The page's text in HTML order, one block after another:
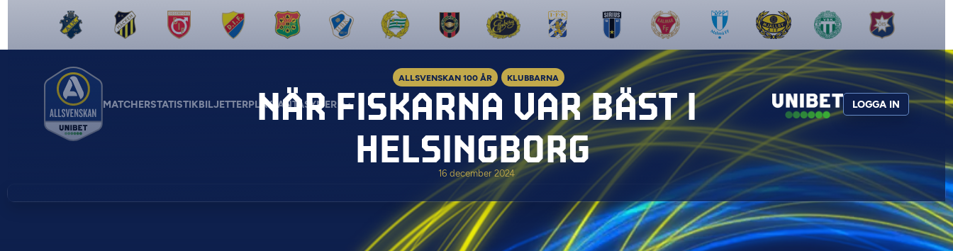
MATCHERSTATISTIKBILJETTERPLAYFANTASYMER LOGGA IN
ALLSVENSKAN 100 ÅR KLUBBARNA
NÄR FISKARNA VAR BÄST I
HELSINGBORG
16 december 2024